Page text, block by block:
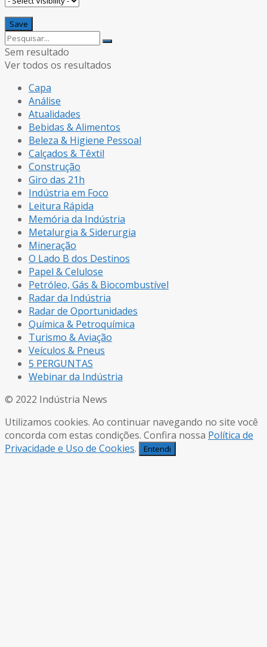
Sem resultado
Ver todos os resultados
Capa
Análise
Atualidades
Bebidas & Alimentos
Beleza & Higiene Pessoal
Calçados & Têxtil
Construção
Giro das 21h
Indústria em Foco
Leitura Rápida
Memória da Indústria
Metalurgia & Siderurgia
Mineração
O Lado B dos Destinos
Papel & Celulose
Petróleo, Gás & Biocombustível
Radar da Indústria
Radar de Oportunidades
Química & Petroquímica
Turismo & Aviação
Veículos & Pneus
5 PERGUNTAS
Webinar da Indústria
© 2022 Indústria News
Utilizamos cookies. Ao continuar navegando no site você
concorda com estas condições. Confira nossa Política de
Privacidade e Uso de Cookies. Entendi